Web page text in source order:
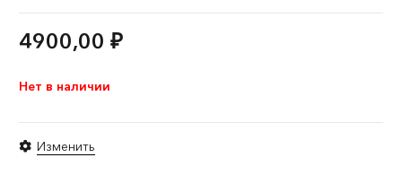
4900,00 ₽
Нет в наличии
Изменить